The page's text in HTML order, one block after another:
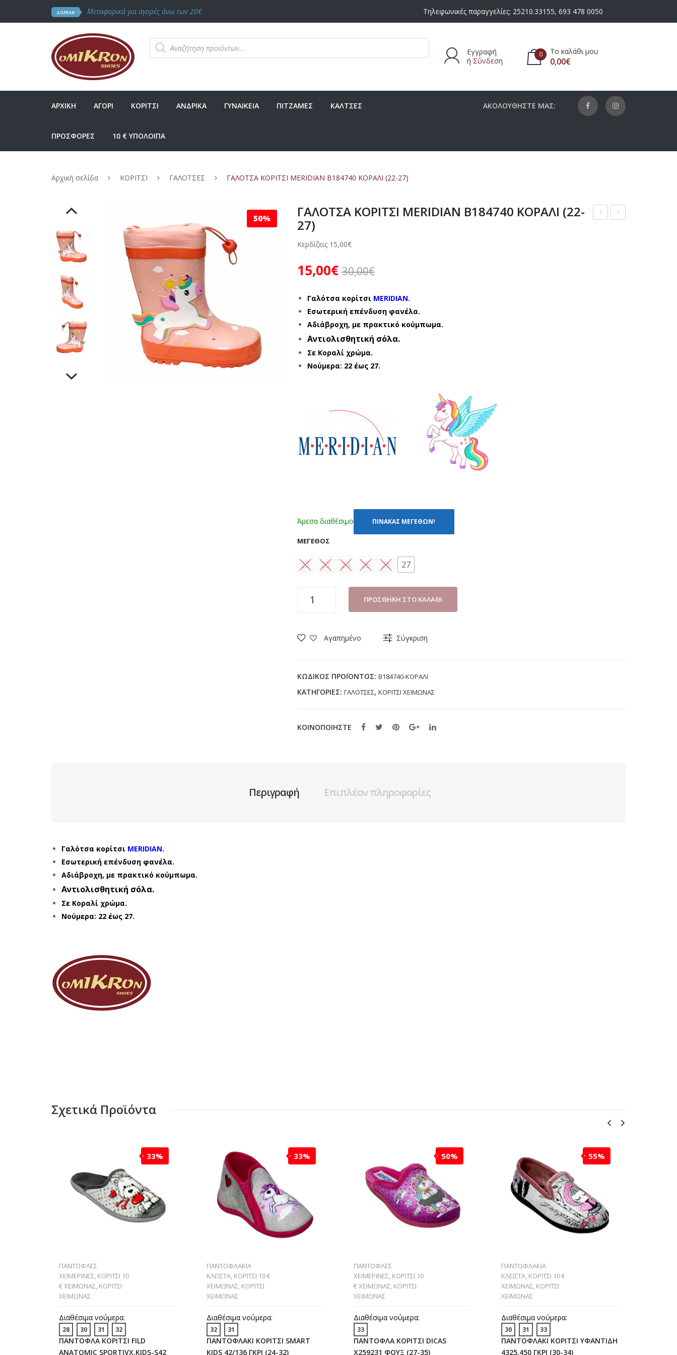
ΔΩΡΕΑΝ Μεταφορικά για αγορές άνω των 20€ Τηλεφωνικές παραγγελίες: 25210.33155, 693 478 0050
Products
search
Εγγραφή
ή Σύνδεση
0 Το καλάθι μου
0,00€
ΑΡΧΙΚΗ ΑΓΟΡΙ ΚΟΡΙΤΣΙ ΑΝΔΡΙΚΑ ΓΥΝΑΙΚΕΙΑ ΠΙΤΖΑΜΕΣ ΚΑΛΤΣΕΣ
ΠΡΟΣΦΟΡΕΣ 10 € ΥΠΟΛΟΙΠΑ
ΑΚΟΛΟΥΘΗΣΤΕ ΜΑΣ:
Αρχική σελίδα ΚΟΡΙΤΣΙ ΓΑΛΟΤΣΕΣ ΓΑΛΟΤΣΑ ΚΟΡΙΤΣΙ MERIDIAN B184740 ΚΟΡΑΛΙ (22-27)
50%
ΓΑΛΟΤΣΑ ΚΟΡΙΤΣΙ MERIDIAN B184740 ΚΟΡΑΛΙ (22-
27)
Κερδίζεις 15,00€
30,00€
15,00€
Γαλότσα κορίτσι MERIDIAN.
Εσωτερική επένδυση φανέλα.
Αδιάβροχη, με πρακτικό κούμπωμα.
Αντιολισθητική σόλα.
Σε Κοραλί χρώμα.
Νούμερα: 22 έως 27.
Άμεσα διαθέσιμο ΠΙΝΑΚΑΣ ΜΕΓΕΘΩΝ!
ΜΈΓΕΘΟΣ
22 23 24 25 26 27
B184740
27)
ΠΡΟΣΘΉΚΗ ΣΤΟ ΚΑΛΆΘΙ
Αγαπημένο Σύγκριση
ΚΩΔΙΚΌΣ ΠΡΟΪΌΝΤΟΣ: B184740-ΚΟΡΑΛΙ
ΚΑΤΗΓΟΡΊΕΣ: ΓΑΛΟΤΣΕΣ, ΚΟΡΙΤΣΙ ΧΕΙΜΩΝΑΣ
ΚΟΙΝΟΠΟΙΗΣΤΕ
Περιγραφή Επιπλέον πληροφορίες
Γαλότσα κορίτσι MERIDIAN.
Εσωτερική επένδυση φανέλα.
Αδιάβροχη, με πρακτικό κούμπωμα.
Αντιολισθητική σόλα.
Σε Κοραλί χρώμα.
Νούμερα: 22 έως 27.
Σχετικά Προϊόντα
33%
ΠΑΝΤΟΦΛΕΣ
ΧΕΙΜΕΡΙΝΕΣ, ΚΟΡΙΤΣΙ 10
€ ΧΕΙΜΩΝΑΣ, ΚΟΡΙΤΣΙ
ΧΕΙΜΩΝΑΣ
Διαθέσιμα νούμερα:
28 30 31 32
ΠΑΝΤΟΦΛΑ ΚΟΡΙΤΣΙ FILD
ANATOMIC SPORTIVX.KIDS-S42
33%
ΠΑΝΤΟΦΛΑΚΙΑ
ΚΛΕΙΣΤΑ, ΚΟΡΙΤΣΙ 10 €
ΧΕΙΜΩΝΑΣ, ΚΟΡΙΤΣΙ
ΧΕΙΜΩΝΑΣ
Διαθέσιμα νούμερα:
32 31
ΠΑΝΤΟΦΛΑΚΙ ΚΟΡΙΤΣΙ SMART
KIDS 42/136 ΓΚΡΙ (24-32)
50%
ΠΑΝΤΟΦΛΕΣ
ΧΕΙΜΕΡΙΝΕΣ, ΚΟΡΙΤΣΙ 10
€ ΧΕΙΜΩΝΑΣ, ΚΟΡΙΤΣΙ
ΧΕΙΜΩΝΑΣ
Διαθέσιμα νούμερα:
33
ΠΑΝΤΟΦΛΑ ΚΟΡΙΤΣΙ DICAS
X259231 ΦΟΥΞ (27-35)
55%
ΠΑΝΤΟΦΛΑΚΙΑ
ΚΛΕΙΣΤΑ, ΚΟΡΙΤΣΙ 10 €
ΧΕΙΜΩΝΑΣ, ΚΟΡΙΤΣΙ
ΧΕΙΜΩΝΑΣ
Διαθέσιμα νούμερα:
30 31 33
ΠΑΝΤΟΦΛΑΚΙ ΚΟΡΙΤΣΙ ΥΦΑΝΤΙΔΗ
4325.450 ΓΚΡΙ (30-34)